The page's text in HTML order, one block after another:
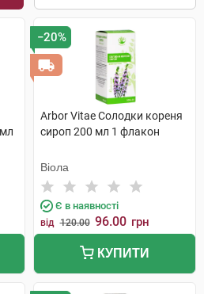
−20%
Arbor Vitae Солодки кореня
сироп 200 мл 1 флакон
Віола
Є в наявності
від 120.00 96.00 грн
КУПИТИ